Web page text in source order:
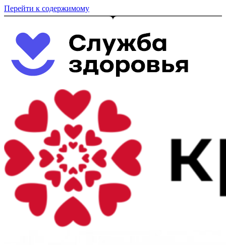
Перейти к содержимому